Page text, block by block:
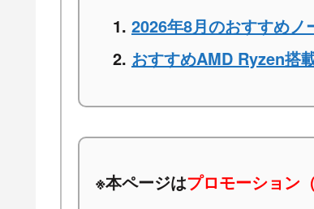
2026年8月のおすすめノ
おすすめAMD Ryzen搭
※本ページはプロモーション